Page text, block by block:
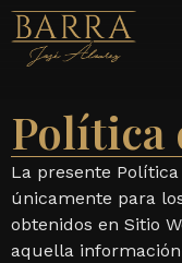
Política
La presente
únicamente para
obtenidos en Sitio
aquella